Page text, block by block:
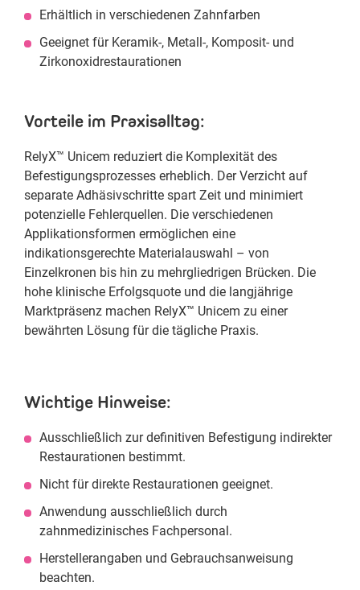
Erhältlich in verschiedenen Zahnfarben
Geeignet für Keramik-, Metall-, Komposit- und
Zirkonoxidrestaurationen
Vorteile im Praxisalltag:
RelyX™ Unicem reduziert die Komplexität des
Befestigungsprozesses erheblich. Der Verzicht auf
separate Adhäsivschritte spart Zeit und minimiert
potenzielle Fehlerquellen. Die verschiedenen
Applikationsformen ermöglichen eine
indikationsgerechte Materialauswahl – von
Einzelkronen bis hin zu mehrgliedrigen Brücken. Die
hohe klinische Erfolgsquote und die langjährige
Marktpräsenz machen RelyX™ Unicem zu einer
bewährten Lösung für die tägliche Praxis.
Wichtige Hinweise:
Ausschließlich zur definitiven Befestigung indirekter
Restaurationen bestimmt.
Nicht für direkte Restaurationen geeignet.
Anwendung ausschließlich durch
zahnmedizinisches Fachpersonal.
Herstellerangaben und Gebrauchsanweisung
beachten.